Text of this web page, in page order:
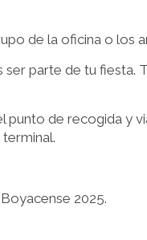
de la oficina o los
ser parte de tu fiesta.
punto de recogida y
2025.